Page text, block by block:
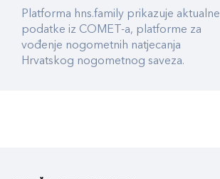
Platforma hns.family prikazuje aktualne
podatke iz COMET-a, platforme za
vođenje nogometnih natjecanja
Hrvatskog nogometnog saveza.